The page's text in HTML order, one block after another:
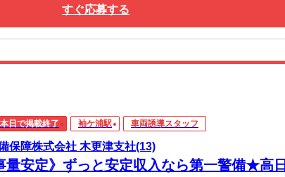
すぐ応募する
本日で掲載終了 袖ケ浦駅 車両誘導スタッフ
保障株式会社 木更津支社(13)
量安定》ずっと安定収入なら第一警備★高日